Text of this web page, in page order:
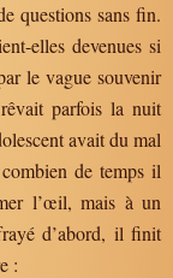
questions sans fin.
elles devenues si
le vague souvenir
parfois la nuit
avait du mal
combien de temps il
l’œil, mais à un
d’abord, il finit
: